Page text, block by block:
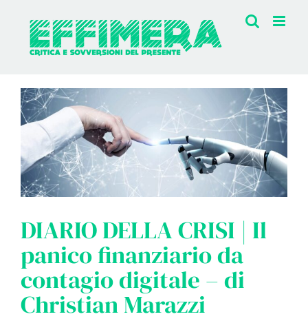
contenuto
DIARIO DELLA CRISI | Il
panico finanziario da
contagio digitale – di
Christian Marazzi